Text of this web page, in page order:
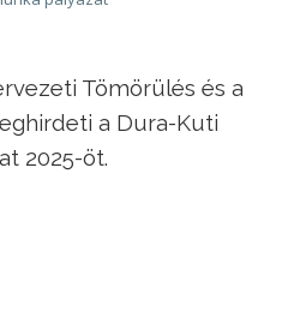
Tömörülés és a
a Dura-Kuti
2025-öt.